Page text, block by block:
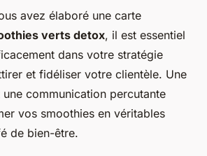
avez élaboré une carte
verts detox, il est essentiel
dans votre stratégie
et fidéliser votre clientèle. Une
communication percutante
vos smoothies en véritables
de bien-être.